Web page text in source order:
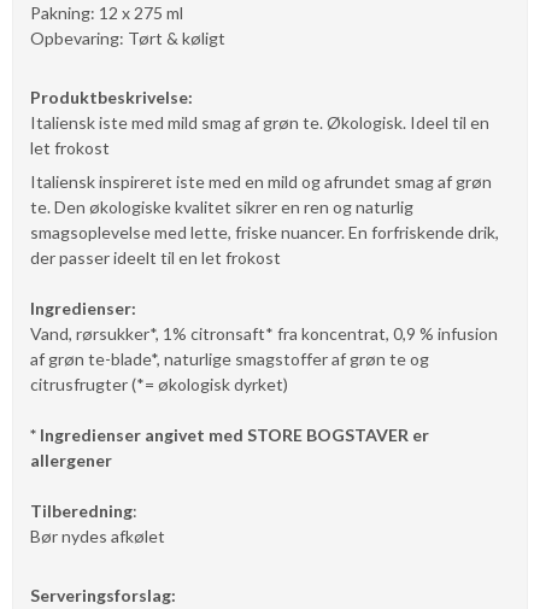
Pakning: 12 x 275 ml
Opbevaring: Tørt & køligt
Produktbeskrivelse:
Italiensk iste med mild smag af grøn te. Økologisk. Ideel til en
let frokost
Italiensk inspireret iste med en mild og afrundet smag af grøn
te. Den økologiske kvalitet sikrer en ren og naturlig
smagsoplevelse med lette, friske nuancer. En forfriskende drik,
der passer ideelt til en let frokost
Ingredienser:
Vand, rørsukker*, 1% citronsaft* fra koncentrat, 0,9 % infusion
af grøn te-blade*, naturlige smagstoffer af grøn te og
citrusfrugter (*= økologisk dyrket)
* Ingredienser angivet med STORE BOGSTAVER er
allergener
Tilberedning:
Bør nydes afkølet
Serveringsforslag: